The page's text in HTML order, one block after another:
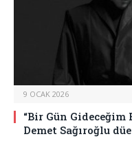
9 OCAK 2026
“Bir Gün Gideceğim
Demet Sağıroğlu